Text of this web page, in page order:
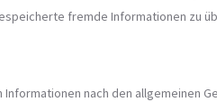
fremde Informationen zu
nach den allgemeinen